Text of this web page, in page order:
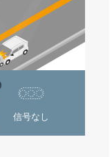
信号なし